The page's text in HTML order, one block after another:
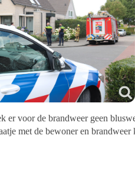
er voor de brandweer geen
met de bewoner en